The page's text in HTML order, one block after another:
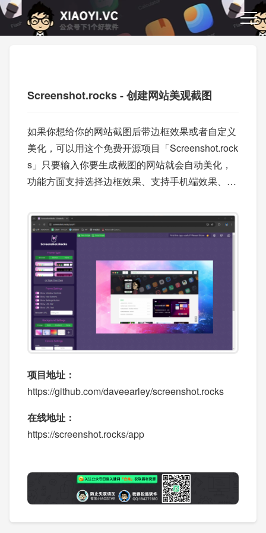
Screenshot.rocks - 创建网站美观截图
如果你想给你的网站截图后带边框效果或者自定义
美化，可以用这个免费开源项目「Screenshot.rock
s」只要输入你要生成截图的网站就会自动美化，
功能方面支持选择边框效果、支持手机端效果、可
等。支持保存 PNG、JPEG、SVG 格式。
项目地址：
https://github.com/daveearley/screenshot.rocks
在线地址：
https://screenshot.rocks/app